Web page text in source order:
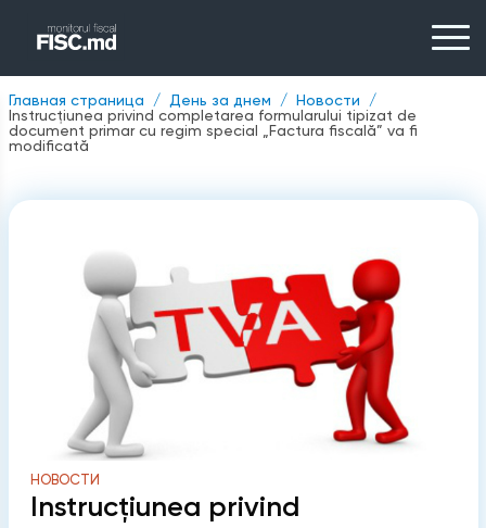
Главная страница День за днем
Новости
Instrucțiunea privind completarea formularului tipizat de
document primar cu regim special „Factura fiscală” va fi
modificată
НОВОСТИ
Instrucțiunea privind